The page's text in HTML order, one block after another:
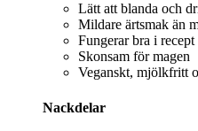
Lätt att blanda och
Mildare ärtsmak än
Fungerar bra i recept
Skonsam för magen
Veganskt, mjölkfritt
Nackdelar